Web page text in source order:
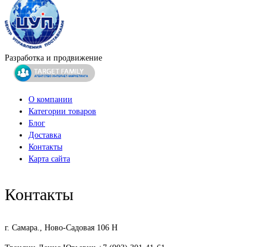
Разработка и продвижение
О компании
Категории товаров
Блог
Доставка
Контакты
Карта сайта
Контакты
г. Самара., Ново-Садовая 106 Н